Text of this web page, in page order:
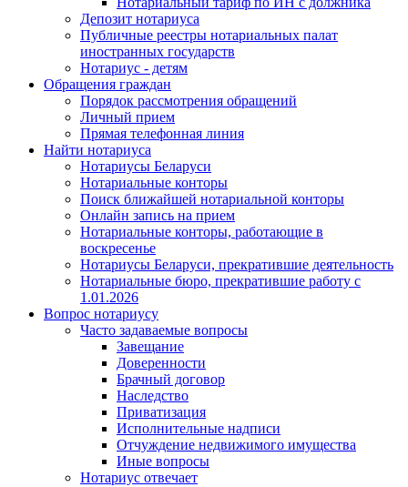
Депозит нотариуса
Публичные реестры нотариальных палат
иностранных государств
Нотариус - детям
Обращения граждан
Порядок рассмотрения обращений
Личный прием
Прямая телефонная линия
Найти нотариуса
Нотариусы Беларуси
Нотариальные конторы
Поиск ближайшей нотариальной конторы
Онлайн запись на прием
Нотариальные конторы, работающие в
воскресенье
Нотариусы Беларуси, прекратившие деятельность
Нотариальные бюро, прекратившие работу с
1.01.2026
Вопрос нотариусу
Часто задаваемые вопросы
Завещание
Доверенности
Брачный договор
Наследство
Приватизация
Исполнительные надписи
Отчуждение недвижимого имущества
Иные вопросы
Нотариус отвечает